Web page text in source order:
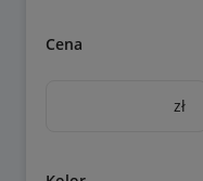
Cena
zł